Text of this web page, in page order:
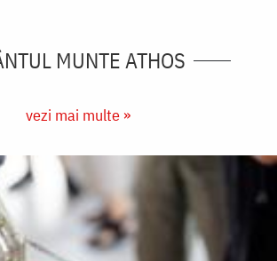
MUNTE ATHOS
vezi mai multe »